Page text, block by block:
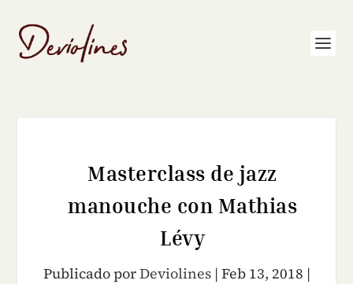
Masterclass de jazz
manouche con Mathias
Lévy
Publicado porDeviolines| Feb 13, 2018 |